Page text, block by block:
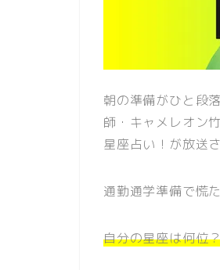
朝の準備がひと段
師・キャメレオン
星座占い！が放送
通勤通学準備で慌
自分の星座は何位